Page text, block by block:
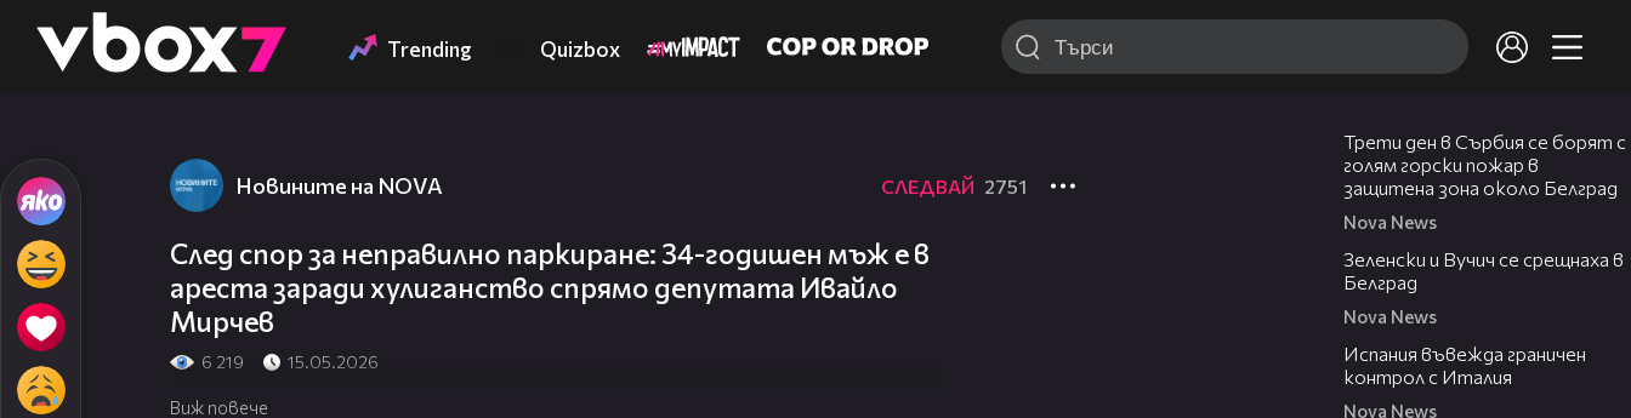
👾 Trending Quizbox
Новините на NOVA СЛЕДВАЙ 2751
След спор за неправилно паркиране: 34-годишен мъж е в
ареста заради хулиганство спрямо депутата Ивайло
Мирчев
6 219 15.05.2026
Виж повече
Трети ден в Сърбия се борят с
голям горски пожар в
защитена зона около Белград
Nova News
Зеленски и Вучич се срещнаха в
Белград
Nova News
Испания въвежда граничен
контрол с Италия
Nova News